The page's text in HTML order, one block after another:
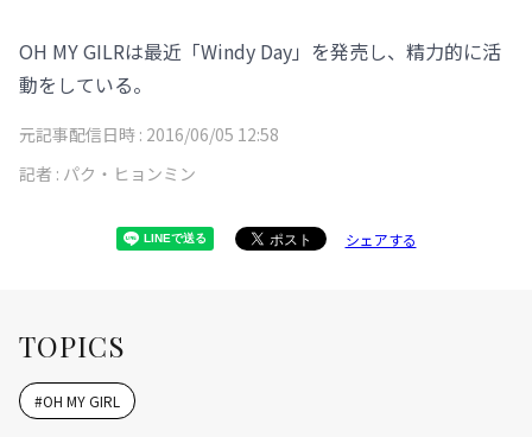
OH MY GILRは最近「Windy Day」を発売し、精力的に活
動をしている。
元記事配信日時 : 2016/06/05 12:58
記者 : パク・ヒョンミン
シェアする
TOPICS
#OH MY GIRL